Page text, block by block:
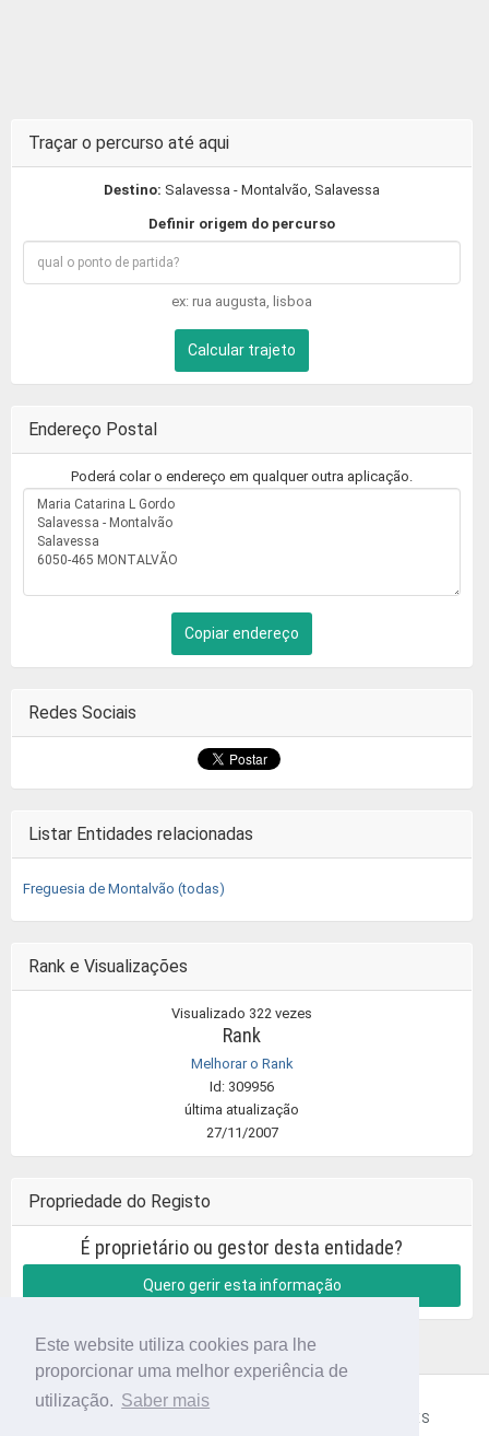
Este website utiliza cookies para lhe
proporcionar uma melhor experiência de
utilização. Saber mais
Traçar o percurso até aqui
Destino: Salavessa - Montalvão, Salavessa
Definir origem do percurso
ex: rua augusta, lisboa
Calcular trajeto
Endereço Postal
Poderá colar o endereço em qualquer outra aplicação.
Copiar endereço
Redes Sociais
Listar Entidades relacionadas
Freguesia de Montalvão (todas)
Rank e Visualizações
Visualizado 322 vezes
Rank
Melhorar o Rank
Id: 309956
última atualização
27/11/2007
Propriedade do Registo
É proprietário ou gestor desta entidade?
Quero gerir esta informação
TERMOS E CONDIÇÕES